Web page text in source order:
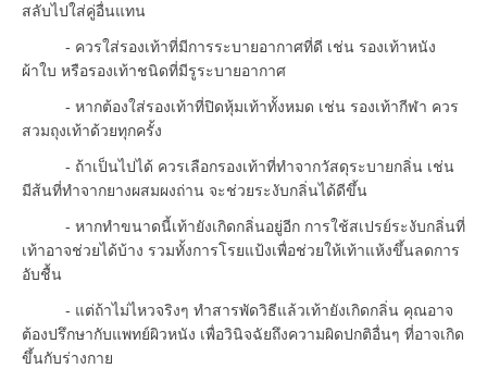
สลับไปใส่คู่อื่นแทน
- ควรใส่รองเท้าที่มีการระบายอากาศที่ดี เช่น รองเท้าหนัง
ผ้าใบ หรือรองเท้าชนิดที่มีรูระบายอากาศ
- หากต้องใส่รองเท้าที่ปิดหุ้มเท้าทั้งหมด เช่น รองเท้ากีฬา ควร
สวมถุงเท้าด้วยทุกครั้ง
- ถ้าเป็นไปได้ ควรเลือกรองเท้าที่ทำจากวัสดุระบายกลิ่น เช่น
มีส้นที่ทำจากยางผสมผงถ่าน จะช่วยระงับกลิ่นได้ดีขึ้น
- หากทำขนาดนี้เท้ายังเกิดกลิ่นอยู่อีก การใช้สเปรย์ระงับกลิ่นที่
เท้าอาจช่วยได้บ้าง รวมทั้งการโรยแป้งเพื่อช่วยให้เท้าแห้งขึ้นลดการ
อับชื้น
- แต่ถ้าไม่ไหวจริงๆ ทำสารพัดวิธีแล้วเท้ายังเกิดกลิ่น คุณอาจ
ต้องปรึกษากับแพทย์ผิวหนัง เพื่อวินิจฉัยถึงความผิดปกติอื่นๆ ที่อาจเกิด
ขึ้นกับร่างกาย